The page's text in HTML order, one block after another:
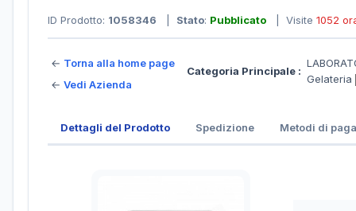
ID Prodotto: 1058346 Stato: Pubblicato | Visite 1052
← Torna alla home page
← Vedi Azienda
Categoria Principale :
Gelateria
Dettagli del Prodotto Spedizione Metodi di